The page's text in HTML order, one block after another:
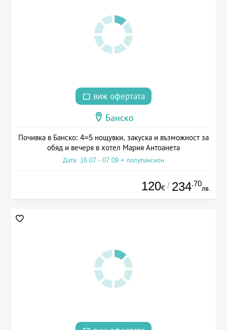
виж офертата
Банско
Почивка в Банско: 4=5 нощувки, закуска и възможност за
обяд и вечеря в хотел Мария Антоанета
Дата: 16.07 - 07.09 + полупансион
120€ / 234.70
лв.